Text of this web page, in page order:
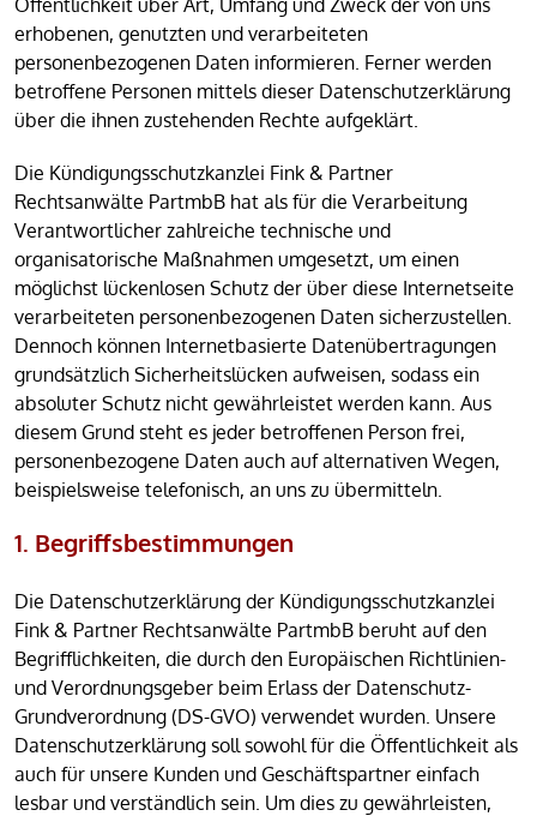
Öffentlichkeit über Art, Umfang und Zweck der von uns
erhobenen, genutzten und verarbeiteten
personenbezogenen Daten informieren. Ferner werden
betroffene Personen mittels dieser Datenschutzerklärung
über die ihnen zustehenden Rechte aufgeklärt.
Die Kündigungsschutzkanzlei Fink & Partner
Rechtsanwälte PartmbB hat als für die Verarbeitung
Verantwortlicher zahlreiche technische und
organisatorische Maßnahmen umgesetzt, um einen
möglichst lückenlosen Schutz der über diese Internetseite
verarbeiteten personenbezogenen Daten sicherzustellen.
Dennoch können Internetbasierte Datenübertragungen
grundsätzlich Sicherheitslücken aufweisen, sodass ein
absoluter Schutz nicht gewährleistet werden kann. Aus
diesem Grund steht es jeder betroffenen Person frei,
personenbezogene Daten auch auf alternativen Wegen,
beispielsweise telefonisch, an uns zu übermitteln.
1. Begriffsbestimmungen
Die Datenschutzerklärung der Kündigungsschutzkanzlei
Fink & Partner Rechtsanwälte PartmbB beruht auf den
Begrifflichkeiten, die durch den Europäischen Richtlinien-
und Verordnungsgeber beim Erlass der Datenschutz-
Grundverordnung (DS-GVO) verwendet wurden. Unsere
Datenschutzerklärung soll sowohl für die Öffentlichkeit als
auch für unsere Kunden und Geschäftspartner einfach
lesbar und verständlich sein. Um dies zu gewährleisten,